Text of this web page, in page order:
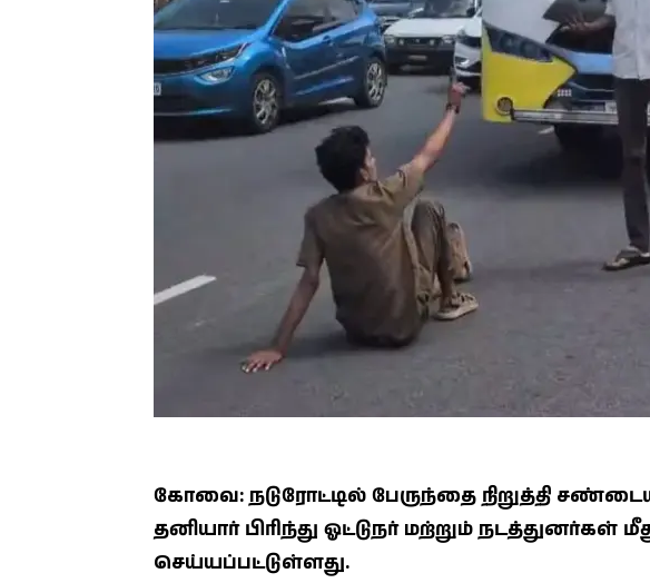
கோவை: நடுரோட்டில் பேருந்தை நிறுத்தி
தனியார் பிரிந்து ஓட்டுநர் மற்றும் நடத்துனர்கள்
செய்யப்பட்டுள்ளது.